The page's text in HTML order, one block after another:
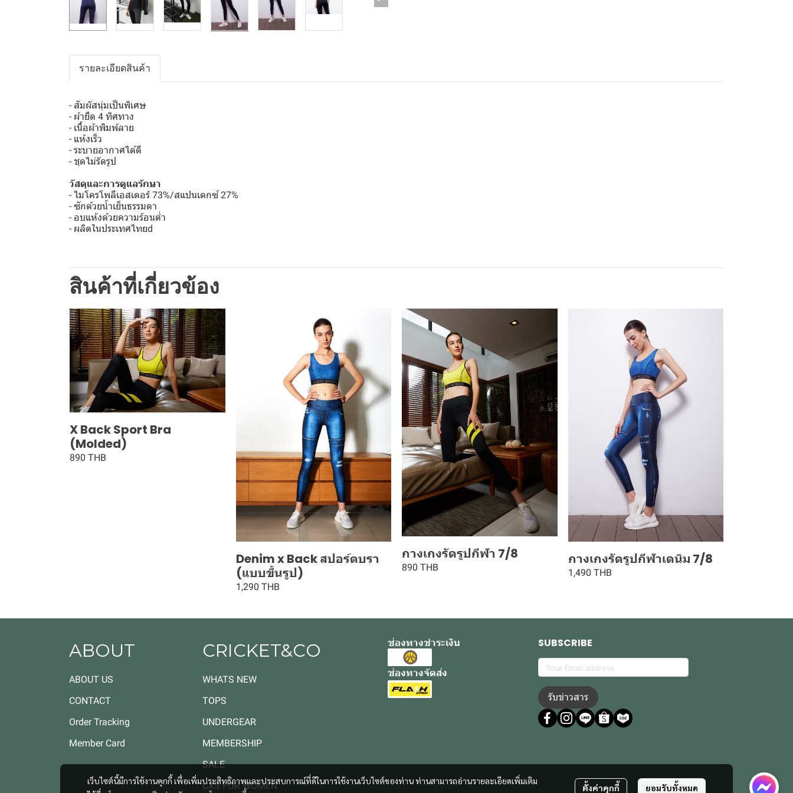
รายละเอียดสินค้า
- สัมผัสนุ่มเป็นพิเศษ
- ผ้ายืด 4 ทิศทาง
- เนื้อผ้าพิมพ์ลาย
- แห้งเร็ว
- ระบายอากาศได้ดี
- ชุดไม่รัดรูป
วัสดุและการดูแลรักษา
- ไมโครโพลีเอสเตอร์ 73%/สแปนเดกซ์ 27%
- ซักด้วยน้ำเย็นธรรมดา
- อบแห้งด้วยความร้อนต่ำ
- ผลิตในประเทศไทยd
สินค้าที่เกี่ยวข้อง
X Back Sport Bra
(Molded)
890 THB
Denim x Back สปอร์ตบรา
(แบบขึ้นรูป)
1,290 THB
กางเกงรัดรูปกีฬา 7/8
890 THB
กางเกงรัดรูปกีฬาเดนิม 7/8
1,490 THB
เว็บไซต์นี้มีการใช้งานคุกกี้ เพื่อเพิ่มประสิทธิภาพและประสบการณ์ที่ดีในการใช้งานเว็บไซต์ของท่าน ท่านสามารถอ่านรายละเอียดเพิ่มเติม
ตั้งค่าคุกกี้ ยอมรับทั้งหมด
ABOUT
ABOUT US
CONTACT
Order Tracking
Member Card
CRICKET&CO
WHATS NEW
TOPS
UNDERGEAR
MEMBERSHIP
SALE
CXS FOR WOMEN
ช่องทางชำระเงิน
ช่องทางจัดส่ง
SUBSCRIBE
รับข่าวสาร